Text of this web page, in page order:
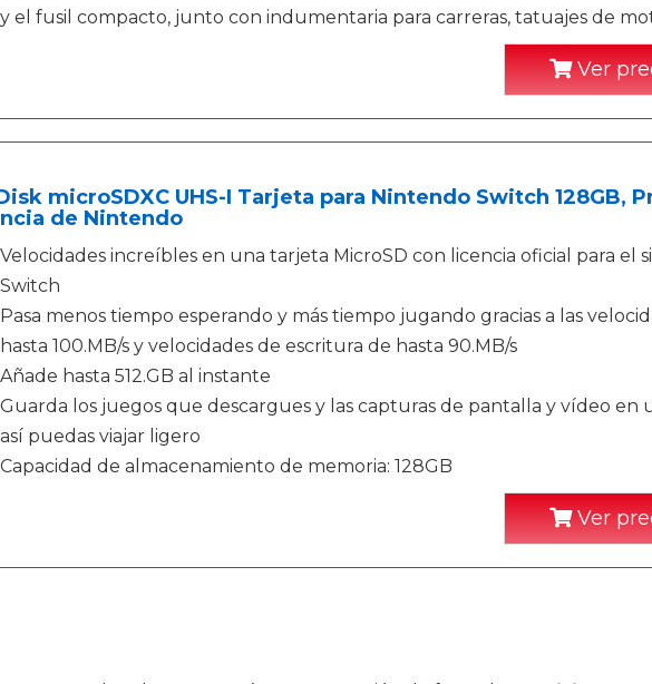
y el fusil compacto, junto con indumentaria para carreras, tatuajes de
Ver
microSDXC UHS-I Tarjeta para Nintendo Switch 128GB,
de Nintendo
Velocidades increíbles en una tarjeta MicroSD con licencia oficial para el
Switch
Pasa menos tiempo esperando y más tiempo jugando gracias a las
hasta 100.MB/s y velocidades de escritura de hasta 90.MB/s
Añade hasta 512.GB al instante
Guarda los juegos que descargues y las capturas de pantalla y vídeo en
así puedas viajar ligero
Capacidad de almacenamiento de memoria: 128GB
Ver